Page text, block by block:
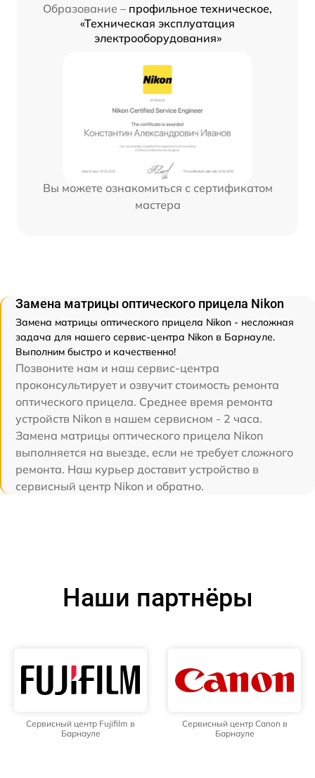
Образование – профильное техническое,
«Техническая эксплуатация
электрооборудования»
Вы можете ознакомиться с сертификатом
мастера
Замена матрицы оптического прицела Nikon
Замена матрицы оптического прицела Nikon - несложная
задача для нашего сервис-центра Nikon в Барнауле.
Выполним быстро и качественно!
Позвоните нам и наш сервис-центра
проконсультирует и озвучит стоимость ремонта
оптического прицела. Среднее время ремонта
устройств Nikon в нашем сервисном - 2 часа.
Замена матрицы оптического прицела Nikon
выполняется на выезде, если не требует сложного
ремонта. Наш курьер доставит устройство в
сервисный центр Nikon и обратно.
Наши партнёры
Сервисный центр Fujifilm в
Барнауле
Сервисный центр Canon в
Барнауле